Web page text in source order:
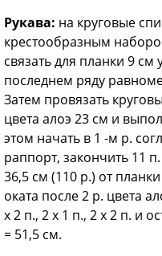
Рукава: на круговые
крестообразным
связать для планки 9
последнем ряду
Затем провязать
цвета алоэ 23 см и
этом начать в 1 -м р.
рап­порт, закончить 11
36,5 см (110 р.) от
оката после 2 р. цвета
х 2 п., 2 х 1 п., 2 х 2 п. и
= 51,5 см.